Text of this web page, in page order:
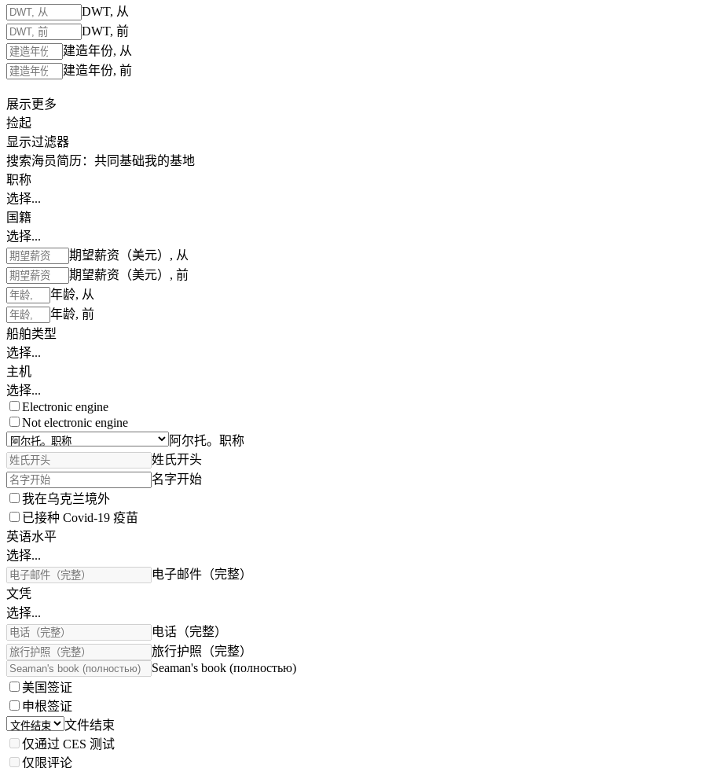
DWT, 从
DWT, 前
建造年份, 从
建造年份, 前
展示更多
捡起
显示过滤器
搜索海员简历： 共同基础我的基地
职称
选择...
国籍
选择...
期望薪资（美元）, 从
期望薪资（美元）, 前
年龄, 从
年龄, 前
船舶类型
选择...
主机
选择...
Electronic engine
Not electronic engine
阿尔托。职称
姓氏开头
名字开始
我在乌克兰境外
已接种 Covid-19 疫苗
英语水平
选择...
电子邮件（完整）
文凭
选择...
电话（完整）
旅行护照（完整）
Seaman's book (полностью)
美国签证
申根签证
文件结束
仅通过 CES 测试
仅限评论